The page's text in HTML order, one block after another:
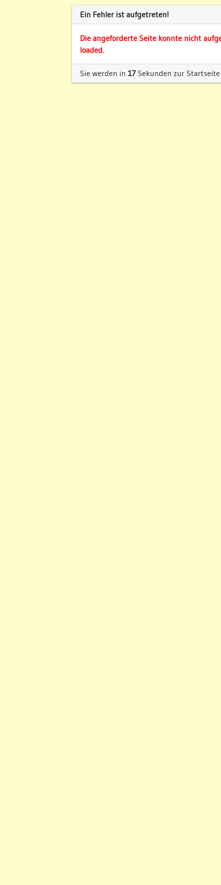
Ein Fehler ist aufgetreten!
Die angeforderte Seite konnte nicht
loaded.
Sie werden in 17Sekunden zur